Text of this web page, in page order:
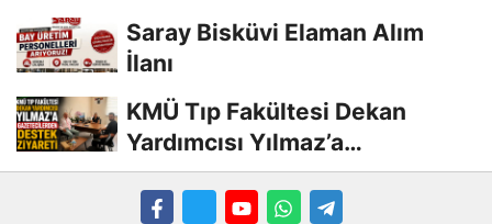
Saray Bisküvi Elaman Alım
İlanı
KMÜ Tıp Fakültesi Dekan
Yardımcısı Yılmaz’a
Gazetecilerden Destek...